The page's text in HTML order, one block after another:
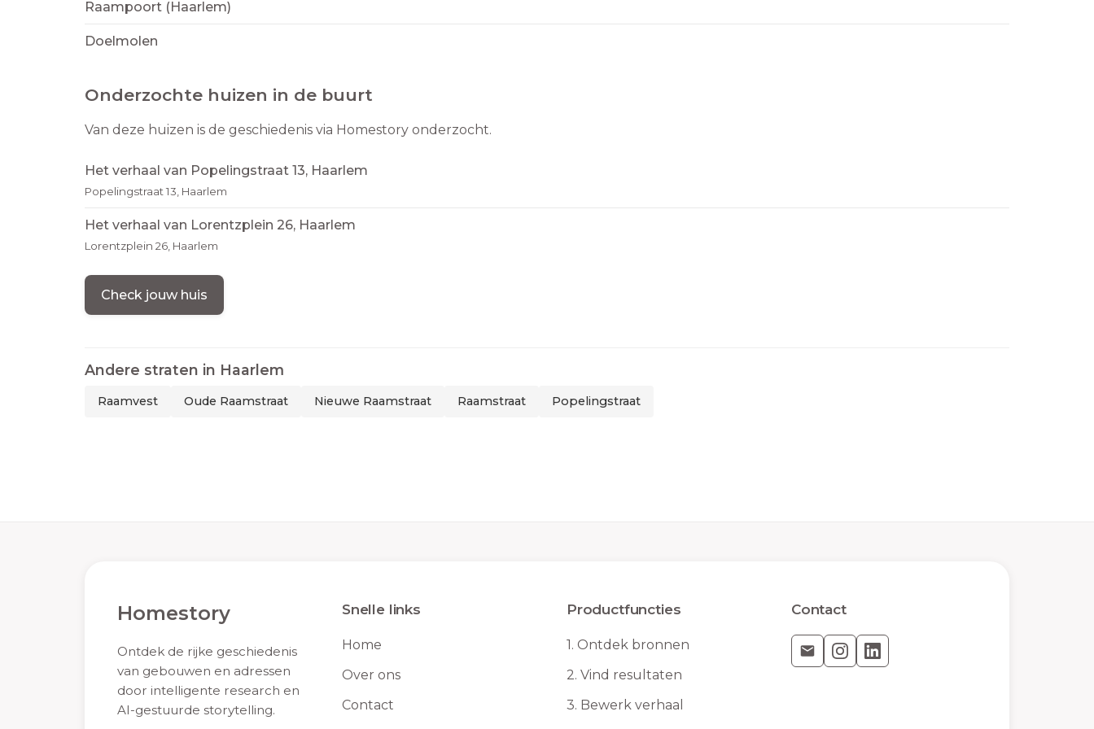
Raampoort (Haarlem)
Doelmolen
Onderzochte huizen in de buurt
Van deze huizen is de geschiedenis via Homestory onderzocht.
Het verhaal van Popelingstraat 13, Haarlem
Popelingstraat 13, Haarlem
Het verhaal van Lorentzplein 26, Haarlem
Lorentzplein 26, Haarlem
Check jouw huis
Andere straten in Haarlem
Raamvest Oude Raamstraat Nieuwe Raamstraat Raamstraat Popelingstraat
Homestory
Ontdek de rijke geschiedenis
van gebouwen en adressen
door intelligente research en
AI-gestuurde storytelling.
Snelle links
Home
Over ons
Contact
Productfuncties
1. Ontdek bronnen
2. Vind resultaten
3. Bewerk verhaal
Contact